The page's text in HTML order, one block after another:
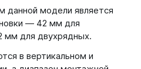
модели является
― 42 мм для
мм для двухрядных.
в вертикальном и